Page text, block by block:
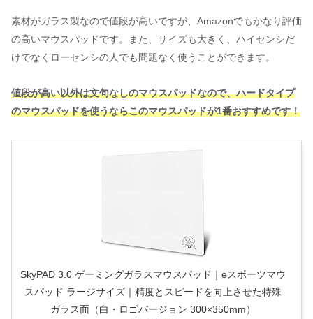
素材がガラス製なので値段が高いですが、Amazonでもかなり評価
の高いマウスパッドです。また、サイズも大きく、ハイセンシだ
けでなくローセンシの人でも問題なく使うことができます。
値段が高い以外は文句なしのマウスパッドなので、ハードタイプ
のマウスパッドを使うならこのマウスパッドが1番おすすめです！
SkyPAD 3.0 ゲーミングガラスマウスパッド｜eスポーツマウ
スパッド ラージサイズ｜精度とスピードを向上させた特殊
ガラス面（白・ロゴバージョン 300×350mm）